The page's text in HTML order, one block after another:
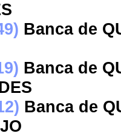
Banca de
Banca de
Banca de